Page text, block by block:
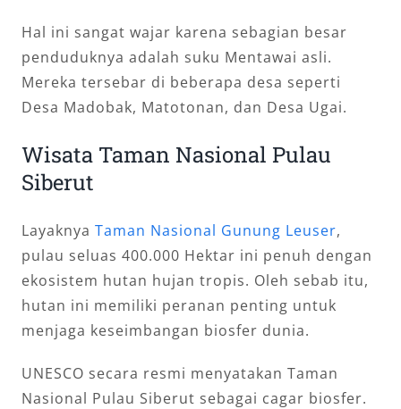
Hal ini sangat wajar karena sebagian besar
penduduknya adalah suku Mentawai asli.
Mereka tersebar di beberapa desa seperti
Desa Madobak, Matotonan, dan Desa Ugai.
Wisata Taman Nasional Pulau
Siberut
Layaknya Taman Nasional Gunung Leuser,
pulau seluas 400.000 Hektar ini penuh dengan
ekosistem hutan hujan tropis. Oleh sebab itu,
hutan ini memiliki peranan penting untuk
menjaga keseimbangan biosfer dunia.
UNESCO secara resmi menyatakan Taman
Nasional Pulau Siberut sebagai cagar biosfer.